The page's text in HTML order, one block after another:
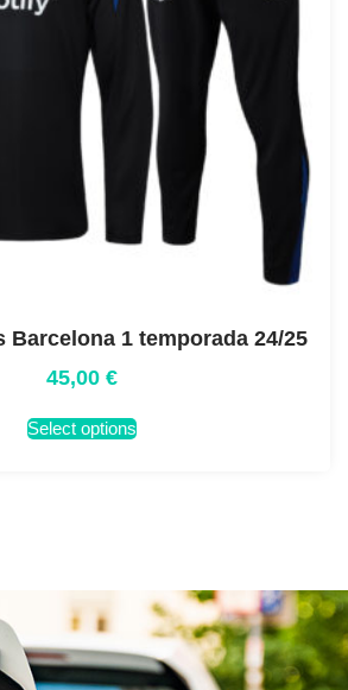
Barcelona 1 temporada 24/25
45,00 €
Select options